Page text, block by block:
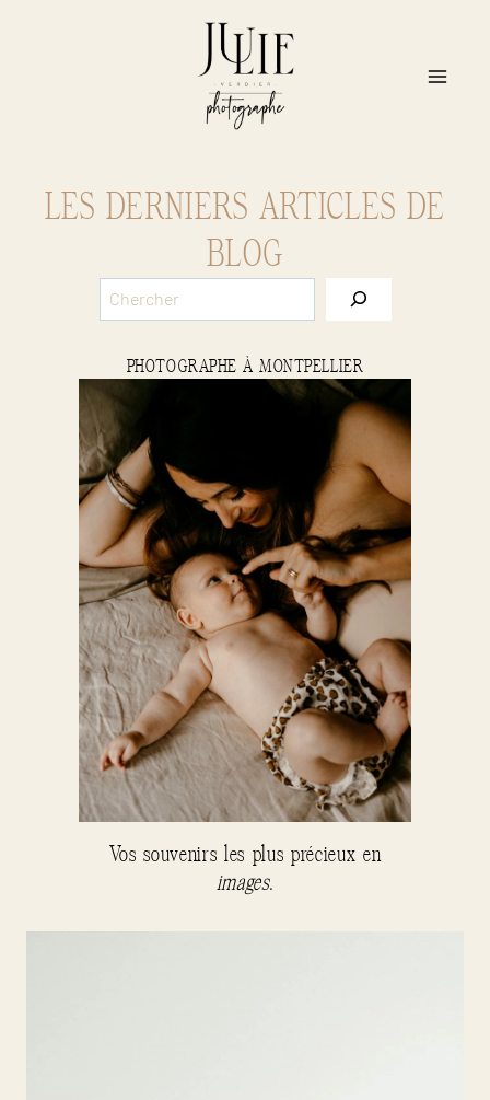
LES DERNIERS ARTICLES DE
BLOG
c
PHOTOGRAPHE À MONTPELLIER
Vos souvenirs les plus précieux en
images.